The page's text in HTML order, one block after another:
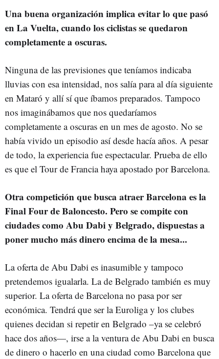
Una buena organización implica evitar lo que pasó
en La Vuelta, cuando los ciclistas se quedaron
completamente a oscuras.
Ninguna de las previsiones que teníamos indicaba
lluvias con esa intensidad, nos salía para al día siguiente
en Mataró y allí sí que íbamos preparados. Tampoco
nos imaginábamos que nos quedaríamos
completamente a oscuras en un mes de agosto. No se
había vivido un episodio así desde hacía años. A pesar
de todo, la experiencia fue espectacular. Prueba de ello
es que el Tour de Francia haya apostado por Barcelona.
Otra competición que busca atraer Barcelona es la
Final Four de Baloncesto. Pero se compite con
ciudades como Abu Dabi y Belgrado, dispuestas a
poner mucho más dinero encima de la mesa...
La oferta de Abu Dabi es inasumible y tampoco
pretendemos igualarla. La de Belgrado también es muy
superior. La oferta de Barcelona no pasa por ser
económica. Tendrá que ser la Euroliga y los clubes
quienes decidan si repetir en Belgrado –ya se celebró
hace dos años—, irse a la ventura de Abu Dabi en busca
de dinero o hacerlo en una ciudad como Barcelona que